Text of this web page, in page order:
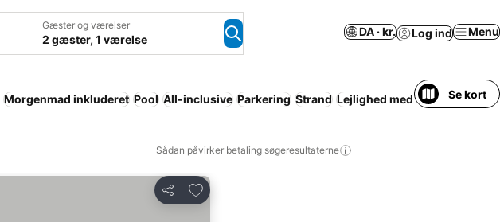
Gæster og værelser
2 gæster, 1 værelse
DA · kr. Log ind Menu
Morgenmad inkluderet Pool All-inclusive Parkering Strand Lejlighed med faciliteterSe kort
Sådan påvirker betaling søgeresultaterne
Del
Føj til favoritter